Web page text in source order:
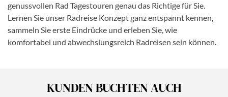
genussvollen Rad Tagestouren genau das Richtige für Sie.
Lernen Sie unser Radreise Konzept ganz entspannt kennen,
sammeln Sie erste Eindrücke und erleben Sie, wie
komfortabel und abwechslungsreich Radreisen sein können.
KUNDEN BUCHTEN AUCH